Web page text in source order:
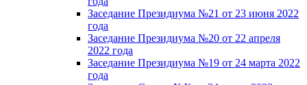
Заседание Президиума №21 от 23 июня 2022
года
Заседание Президиума №20 от 22 апреля
2022 года
Заседание Президиума №19 от 24 марта 2022
года